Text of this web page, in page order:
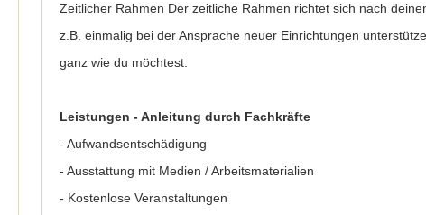
Zeitlicher Rahmen Der zeitliche Rahmen richtet sich nach
z.B. einmalig bei der Ansprache neuer Einrichtungen
ganz wie du möchtest.
Leistungen - Anleitung durch Fachkräfte
- Aufwandsentschädigung
- Ausstattung mit Medien / Arbeitsmaterialien
- Kostenlose Veranstaltungen